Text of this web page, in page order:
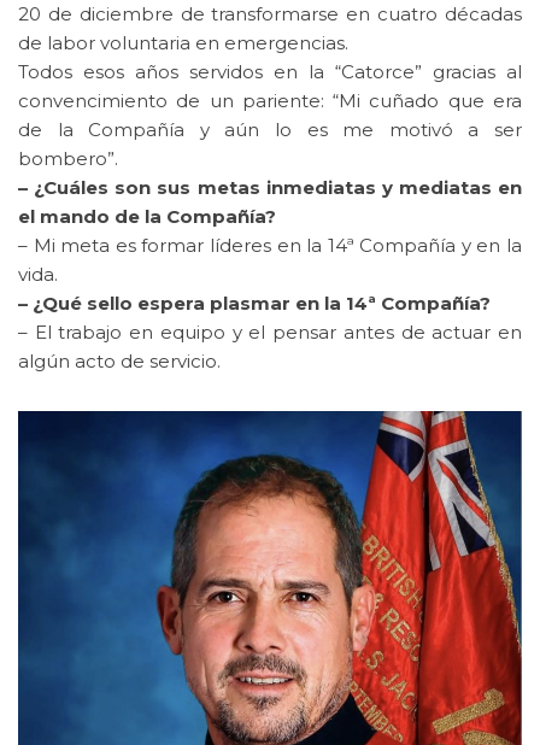
20 de diciembre de transformarse en cuatro décadas
de labor voluntaria en emergencias.
Todos esos años servidos en la “Catorce” gracias al
convencimiento de un pariente: “Mi cuñado que era
de la Compañía y aún lo es me motivó a ser
bombero”.
– ¿Cuáles son sus metas inmediatas y mediatas en
el mando de la Compañía?
– Mi meta es formar líderes en la 14ª Compañía y en la
vida.
– ¿Qué sello espera plasmar en la 14ª Compañía?
– El trabajo en equipo y el pensar antes de actuar en
algún acto de servicio.